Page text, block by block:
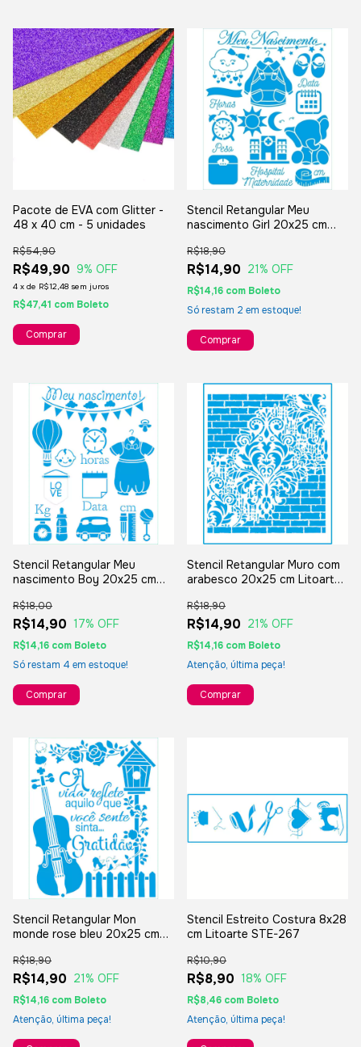
Pacote de EVA com Glitter -
48 x 40 cm - 5 unidades
R$49,90
R$54,90
9% OFF
4 x de R$12,48 sem juros
R$47,41 com Boleto
Comprar
Stencil Retangular Meu
nascimento Girl 20x25 cm
R$14,90
R$18,90
21% OFF
R$14,16 com Boleto
Só restam 2 em estoque!
Stencil Retangular Meu
nascimento Boy 20x25 cm
R$14,90
R$18,00
17% OFF
R$14,16 com Boleto
Só restam 4 em estoque!
Stencil Retangular Muro com
arabesco 20x25 cm Litoarte
R$14,90
R$18,90
21% OFF
R$14,16 com Boleto
Atenção, última peça!
Stencil Retangular Mon
monde rose bleu 20x25 cm
R$14,90
R$18,90
21% OFF
R$14,16 com Boleto
Atenção, última peça!
Stencil Estreito Costura 8x28
cm Litoarte STE-267
R$8,90
R$10,90
18% OFF
R$8,46 com Boleto
Atenção, última peça!